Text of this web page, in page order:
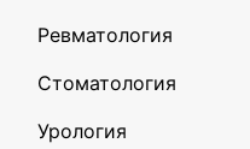
Ревматология
Стоматология
Урология